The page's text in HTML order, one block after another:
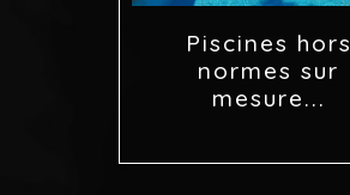
Piscines hors
normes sur
mesure...